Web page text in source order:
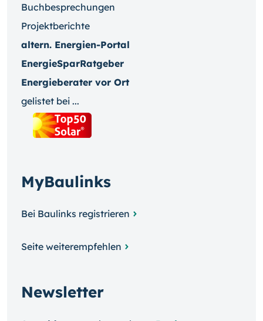
Buchbesprechungen
Projektberichte
altern. Energien-Portal
EnergieSparRatgeber
Energieberater vor Ort
gelistet bei ...
MyBaulinks
Bei Baulinks registrieren
Seite weiterempfehlen
Newsletter